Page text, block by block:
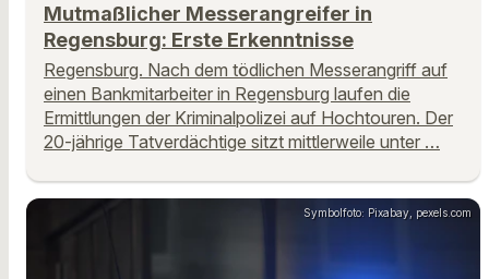
Mutmaßlicher Messerangreifer in
Regensburg: Erste Erkenntnisse
Regensburg. Nach dem tödlichen Messerangriff auf
einen Bankmitarbeiter in Regensburg laufen die
Ermittlungen der Kriminalpolizei auf Hochtouren. Der
20-jährige Tatverdächtige sitzt mittlerweile unter …
Symbolfoto: Pixabay, pexels.com